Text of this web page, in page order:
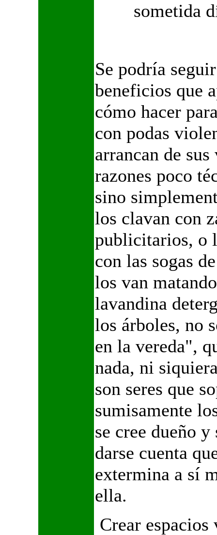
sometida
Se podría
beneficios que
cómo hacer
con podas
arrancan de
razones poco
sino
los clavan con
publicitarios, o
con las sogas
los van
lavandina
los árboles, no
en la vereda",
nada, ni
son seres que
sumisamente
se cree dueño
darse cuenta
extermina a sí
ella.
Crear